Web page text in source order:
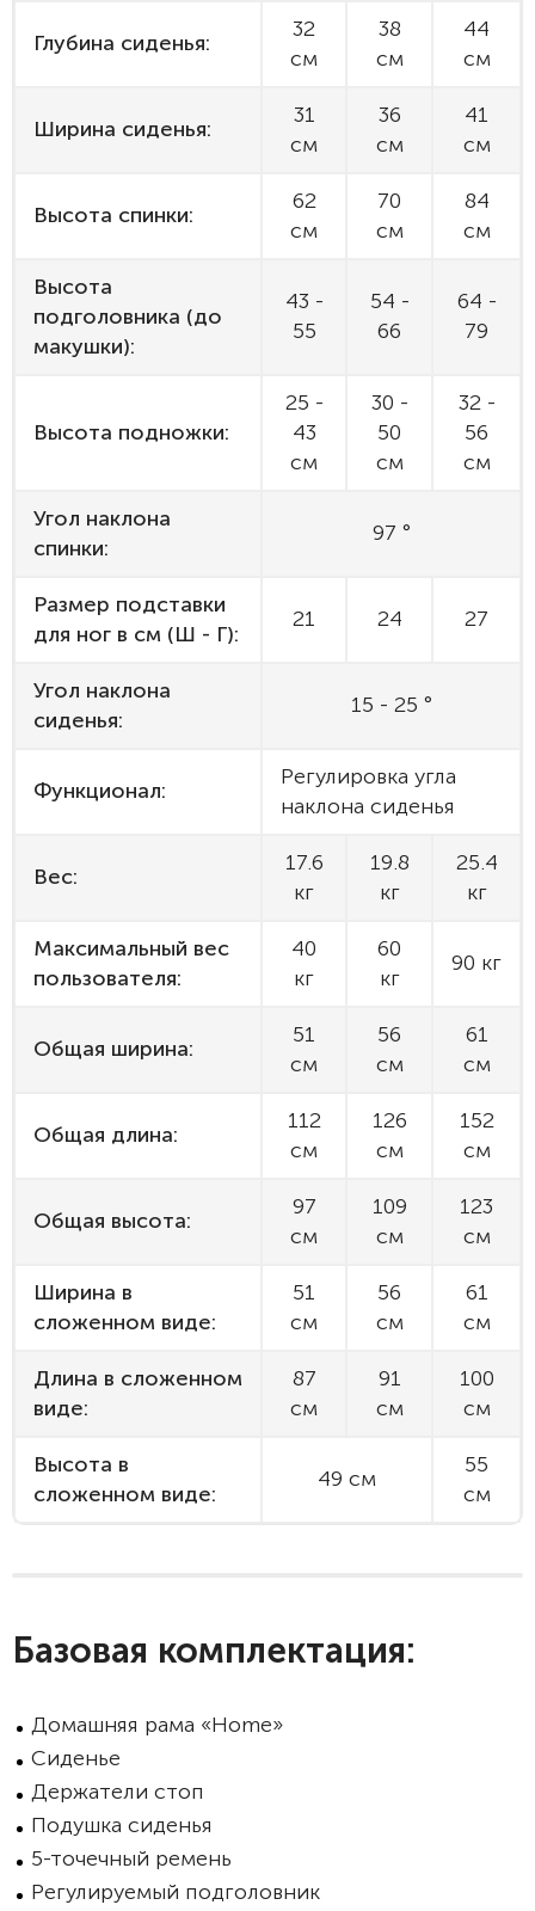
Глубина сиденья:
32
см
38
см
44
см
Ширина сиденья:
31
см
36
см
41
см
Высота спинки:
62
см
70
см
84
см
Высота
подголовника (до
макушки):
43 -
55
54 -
66
64 -
79
Высота подножки:
25 -
43
см
30 -
50
см
32 -
56
см
Угол наклона
спинки:
97 °
Размер подставки
для ног в см (Ш - Г):
21 24 27
Угол наклона
сиденья:
15 - 25 °
Функционал:
Регулировка угла
наклона сиденья
Вес:
17.6
кг
19.8
кг
25.4
кг
Максимальный вес
пользователя:
40
кг
60
кг
90 кг
Общая ширина:
51
см
56
см
61
см
Общая длина:
112
см
126
см
152
см
Общая высота:
97
см
109
см
123
см
Ширина в
сложенном виде:
51
см
56
см
61
см
Длина в сложенном
виде:
87
см
91
см
100
см
Высота в
сложенном виде:
49 см
55
см
Базовая комплектация:
Домашняя рама «Home»
Сиденье
Держатели стоп
Подушка сиденья
5-точечный ремень
Регулируемый подголовник